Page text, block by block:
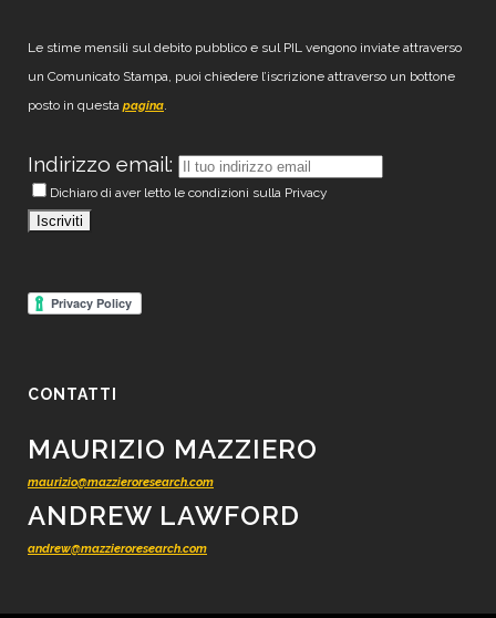
Le stime mensili sul debito pubblico e sul PIL vengono inviate attraverso
un Comunicato Stampa, puoi chiedere l’iscrizione attraverso un bottone
posto in questa pagina.
Indirizzo email:
Dichiaro di aver letto le condizioni sulla Privacy
CONTATTI
MAURIZIO MAZZIERO
maurizio@mazzieroresearch.com
ANDREW LAWFORD
andrew@mazzieroresearch.com